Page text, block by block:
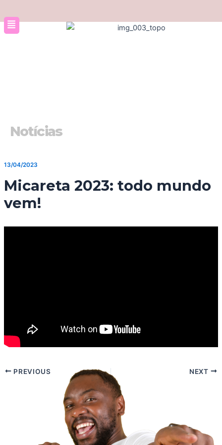
para
Notícias
13/04/2023
Micareta 2023: todo mundo
vem!
PREVIOUS NEXT